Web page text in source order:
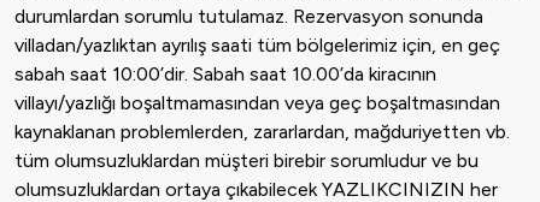
durumlardan sorumlu tutulamaz. Rezervasyon sonunda
villadan/yazlıktan ayrılış saati tüm bölgelerimiz için, en geç
sabah saat 10:00’dir. Sabah saat 10.00’da kiracının
villayı/yazlığı boşaltmamasından veya geç boşaltmasından
kaynaklanan problemlerden, zararlardan, mağduriyetten vb.
tüm olumsuzluklardan müşteri birebir sorumludur ve bu
olumsuzluklardan ortaya çıkabilecek YAZLIKCINIZIN her